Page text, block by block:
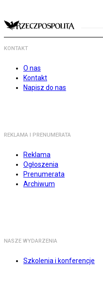
KONTAKT
O nas
Kontakt
Napisz do nas
REKLAMA I PRENUMERATA
Reklama
Ogłoszenia
Prenumerata
Archiwum
NASZE WYDARZENIA
Szkolenia i konferencje